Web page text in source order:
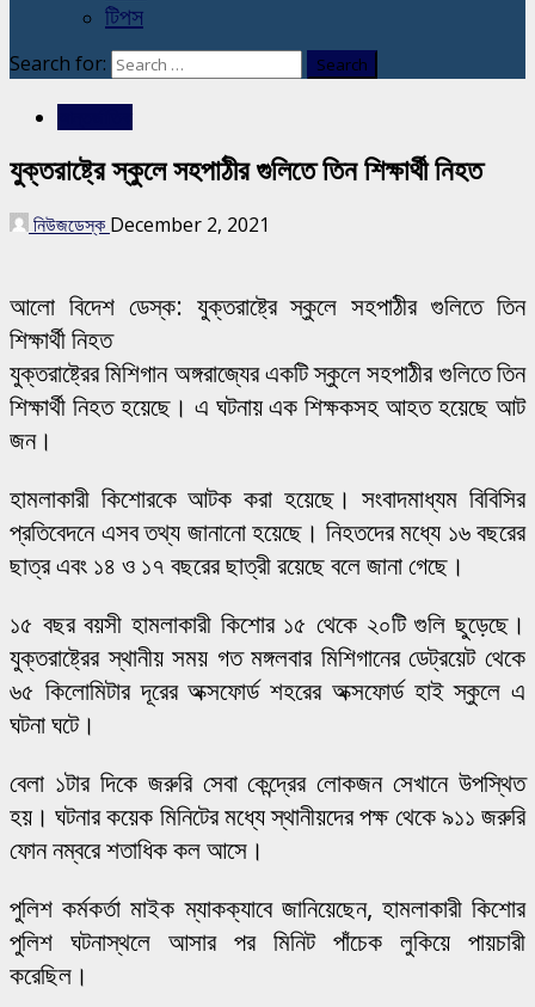
টিপস
Search for:
যুক্তরাষ্ট্রে স্কুলে সহপাঠীর গুলিতে তিন শিক্ষার্থী নিহত
নিউজডেস্ক December 2, 2021
আলো বিদেশ ডেস্ক: যুক্তরাষ্ট্রে স্কুলে সহপাঠীর গুলিতে তিন
শিক্ষার্থী নিহত
যুক্তরাষ্ট্রের মিশিগান অঙ্গরাজ্যের একটি স্কুলে সহপাঠীর গুলিতে তিন
শিক্ষার্থী নিহত হয়েছে। এ ঘটনায় এক শিক্ষকসহ আহত হয়েছে আট
জন।
হামলাকারী কিশোরকে আটক করা হয়েছে। সংবাদমাধ্যম বিবিসির
প্রতিবেদনে এসব তথ্য জানানো হয়েছে। নিহতদের মধ্যে ১৬ বছরের
ছাত্র এবং ১৪ ও ১৭ বছরের ছাত্রী রয়েছে বলে জানা গেছে।
১৫ বছর বয়সী হামলাকারী কিশোর ১৫ থেকে ২০টি গুলি ছুড়েছে।
যুক্তরাষ্ট্রের স্থানীয় সময় গত মঙ্গলবার মিশিগানের ডেট্রয়েট থেকে
৬৫ কিলোমিটার দূরের অক্সফোর্ড শহরের অক্সফোর্ড হাই স্কুলে এ
ঘটনা ঘটে।
বেলা ১টার দিকে জরুরি সেবা কেন্দ্রের লোকজন সেখানে উপস্থিত
হয়। ঘটনার কয়েক মিনিটের মধ্যে স্থানীয়দের পক্ষ থেকে ৯১১ জরুরি
ফোন নম্বরে শতাধিক কল আসে।
পুলিশ কর্মকর্তা মাইক ম্যাকক্যাবে জানিয়েছেন, হামলাকারী কিশোর
পুলিশ ঘটনাস্থলে আসার পর মিনিট পাঁচেক লুকিয়ে পায়চারী
করেছিল।